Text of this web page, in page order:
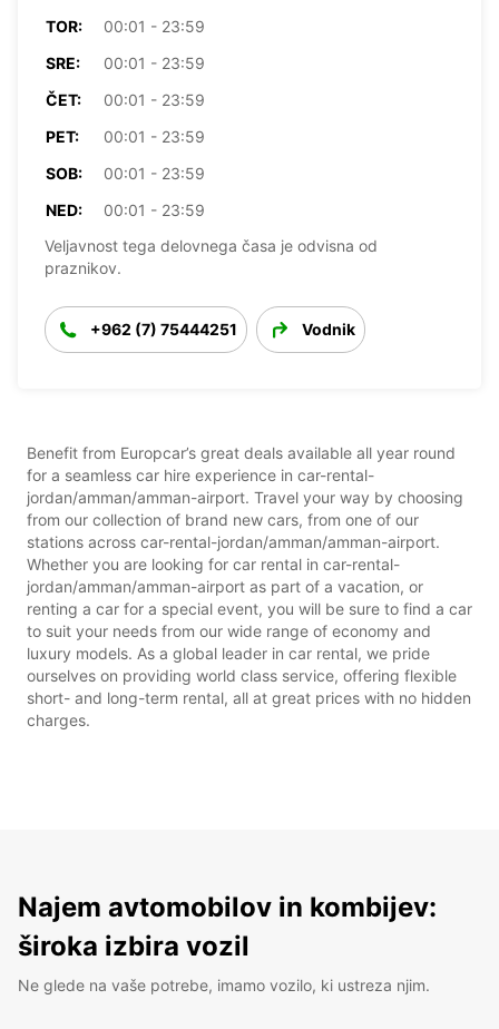
TOR:
00:01 - 23:59
SRE:
00:01 - 23:59
ČET:
00:01 - 23:59
PET:
00:01 - 23:59
SOB:
00:01 - 23:59
NED:
00:01 - 23:59
Veljavnost tega delovnega časa je odvisna od
praznikov.
+962 (7) 75444251 Vodnik
Benefit from Europcar’s great deals available all year round
for a seamless car hire experience in car-rental-
jordan/amman/amman-airport. Travel your way by choosing
from our collection of brand new cars, from one of our
stations across car-rental-jordan/amman/amman-airport.
Whether you are looking for car rental in car-rental-
jordan/amman/amman-airport as part of a vacation, or
renting a car for a special event, you will be sure to find a car
to suit your needs from our wide range of economy and
luxury models. As a global leader in car rental, we pride
ourselves on providing world class service, offering flexible
short- and long-term rental, all at great prices with no hidden
charges.
Najem avtomobilov in kombijev:
široka izbira vozil
Ne glede na vaše potrebe, imamo vozilo, ki ustreza njim.